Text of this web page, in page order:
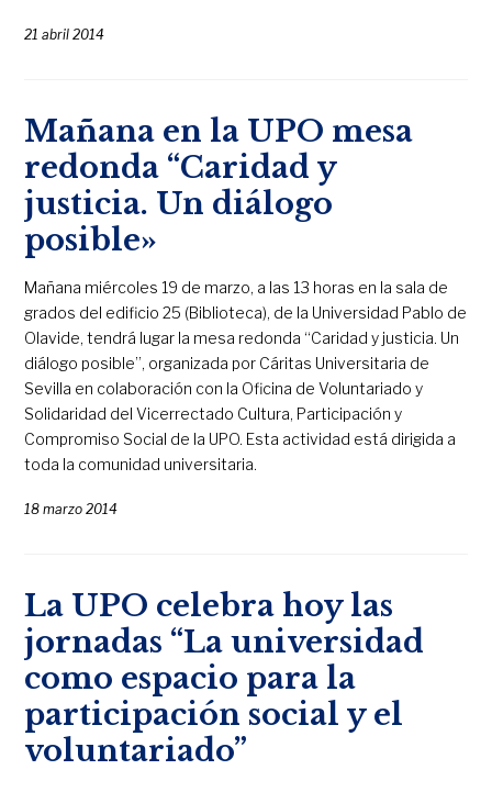
21 abril 2014
Mañana en la UPO mesa
redonda “Caridad y
justicia. Un diálogo
posible»
Mañana miércoles 19 de marzo, a las 13 horas en la sala de
grados del edificio 25 (Biblioteca), de la Universidad Pablo de
Olavide, tendrá lugar la mesa redonda “Caridad y justicia. Un
diálogo posible”, organizada por Cáritas Universitaria de
Sevilla en colaboración con la Oficina de Voluntariado y
Solidaridad del Vicerrectado Cultura, Participación y
Compromiso Social de la UPO. Esta actividad está dirigida a
toda la comunidad universitaria.
18 marzo 2014
La UPO celebra hoy las
jornadas “La universidad
como espacio para la
participación social y el
voluntariado”